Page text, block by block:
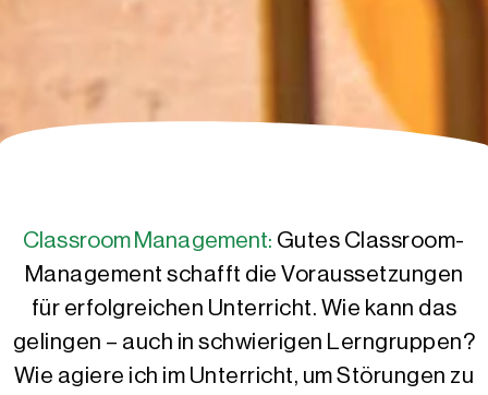
Classroom Management: Gutes Classroom-
Management schafft die Voraussetzungen
für erfolgreichen Unterricht. Wie kann das
gelingen – auch in schwierigen Lerngruppen?
Wie agiere ich im Unterricht, um Störungen zu